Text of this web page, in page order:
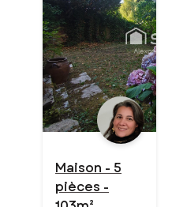
Maison - 5
pièces -